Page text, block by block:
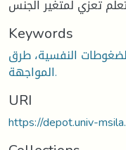
Keywords
النفسية، طرق
المواجهة.
URI
https://depot.univ-